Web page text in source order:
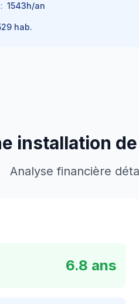
1543h/an
hab.
installation
Analyse financière
6.8 ans